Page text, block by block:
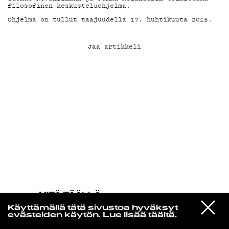
Käyttämällä tätä sivustoa hyväksyt
evästeiden käytön. Lue lisää täältä.
VIESTI
STUDIOON
MITÄ TÄÄLLÄ
Scott Walker
Amsterdam
KIRJAUDU SISÄÄN
filosofinen keskusteluohjelma.
Ohjelma on tullut taajuudella 17. huhtikuuta 2015.
Jaa artikkeli